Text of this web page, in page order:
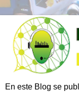
En este Blog se